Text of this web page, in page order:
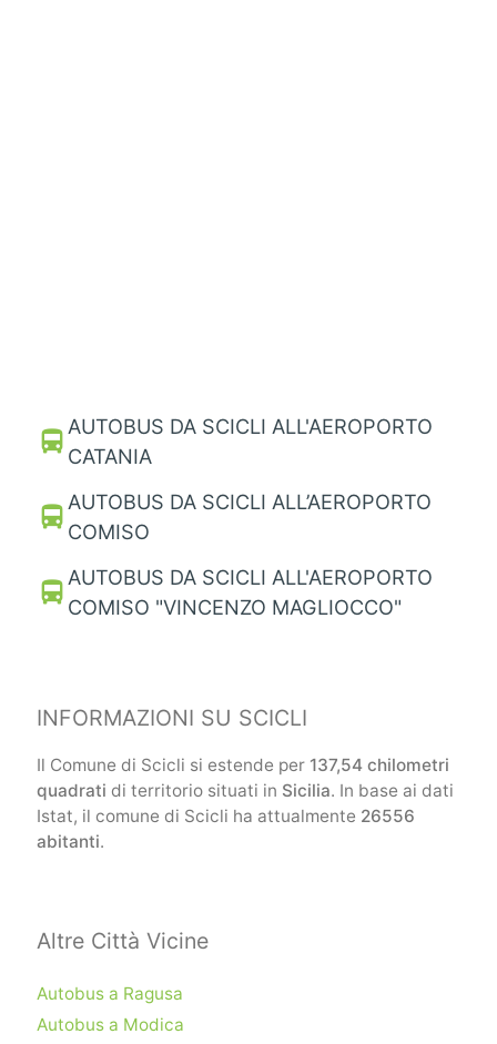
directions_bus AUTOBUS DA SCICLI ALL'AEROPORTO
CATANIA
directions_bus AUTOBUS DA SCICLI ALL’AEROPORTO
COMISO
directions_bus AUTOBUS DA SCICLI ALL'AEROPORTO
COMISO "VINCENZO MAGLIOCCO"
INFORMAZIONI SU SCICLI
Il Comune di Scicli si estende per 137,54 chilometri
quadrati di territorio situati in Sicilia. In base ai dati
Istat, il comune di Scicli ha attualmente 26556
abitanti.
Altre Città Vicine
Autobus a Ragusa
Autobus a Modica